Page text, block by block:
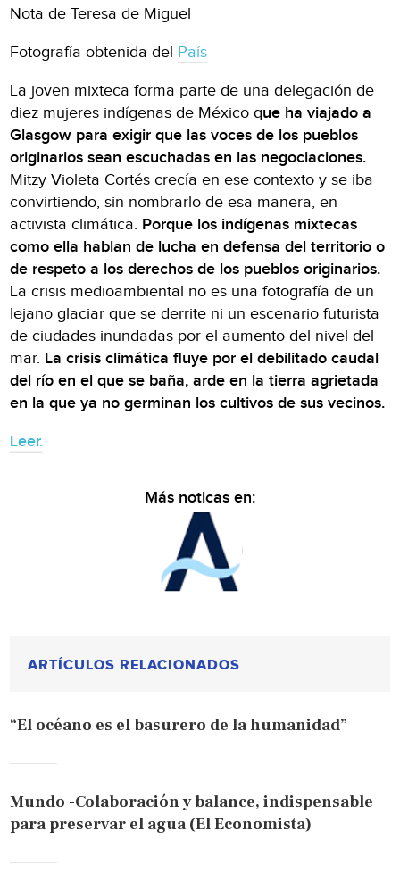
Nota de Teresa de Miguel
Fotografía obtenida del País
La joven mixteca forma parte de una delegación de
diez mujeres indígenas de México que ha viajado a
Glasgow para exigir que las voces de los pueblos
originarios sean escuchadas en las negociaciones.
Mitzy Violeta Cortés crecía en ese contexto y se iba
convirtiendo, sin nombrarlo de esa manera, en
activista climática. Porque los indígenas mixtecas
como ella hablan de lucha en defensa del territorio o
de respeto a los derechos de los pueblos originarios.
La crisis medioambiental no es una fotografía de un
lejano glaciar que se derrite ni un escenario futurista
de ciudades inundadas por el aumento del nivel del
mar. La crisis climática fluye por el debilitado caudal
del río en el que se baña, arde en la tierra agrietada
en la que ya no germinan los cultivos de sus vecinos.
Leer.
Más noticas en:
ARTÍCULOS RELACIONADOS
“El océano es el basurero de la humanidad”
Mundo -Colaboración y balance, indispensable
para preservar el agua (El Economista)